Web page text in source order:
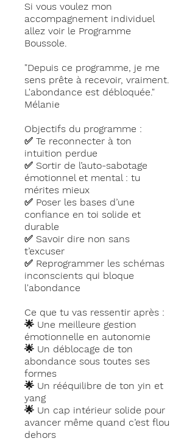
Si vous voulez mon
accompagnement individuel
allez voir le Programme
Boussole.
"Depuis ce programme, je me
sens prête à recevoir, vraiment.
L'abondance est débloquée."
Mélanie
Objectifs du programme :
✅ Te reconnecter à ton
intuition perdue
✅ Sortir de l’auto-sabotage
émotionnel et mental : tu
mérites mieux
✅ Poser les bases d’une
confiance en toi solide et
durable
✅ Savoir dire non sans
t’excuser
✅ Reprogrammer les schémas
inconscients qui bloque
l'abondance
Ce que tu vas ressentir après :
🌟 Une meilleure gestion
émotionnelle en autonomie
🌟 Un déblocage de ton
abondance sous toutes ses
formes
🌟 Un rééquilibre de ton yin et
yang
🌟 Un cap intérieur solide pour
avancer même quand c’est flou
dehors